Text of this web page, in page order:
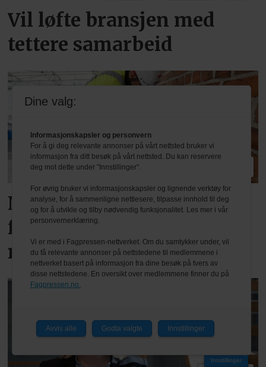
Vil løfte bransjen med
tettere samarbeid
Nesten halvparten
forventer nedgang det
neste halvåret
Innstillinger
Dine valg:
Informasjonskapsler og personvern
For å gi deg relevante annonser på vårt nettsted bruker vi
informasjon fra ditt besøk på vårt nettsted. Du kan reservere
deg mot dette under "Innstillinger".
For øvrig bruker vi informasjonskapsler og lignende verktøy for
analyse, for å sammenligne nettlesere, tilpasse innhold til deg
og for å utvikle og tilby nødvendig funksjonalitet. Les mer i vår
personvernerklæring.
Vi er med i Fagpressen-nettverket. Om du samtykker under, vil
du få relevante annonser på nettstedene til medlemmene i
nettverket basert på informasjon fra dine besøk på tvers av
disse nettstedene. En oversikt over medlemmene finner du på
Fagpressen.no.
Avvis alle Godta valgte Innstillinger